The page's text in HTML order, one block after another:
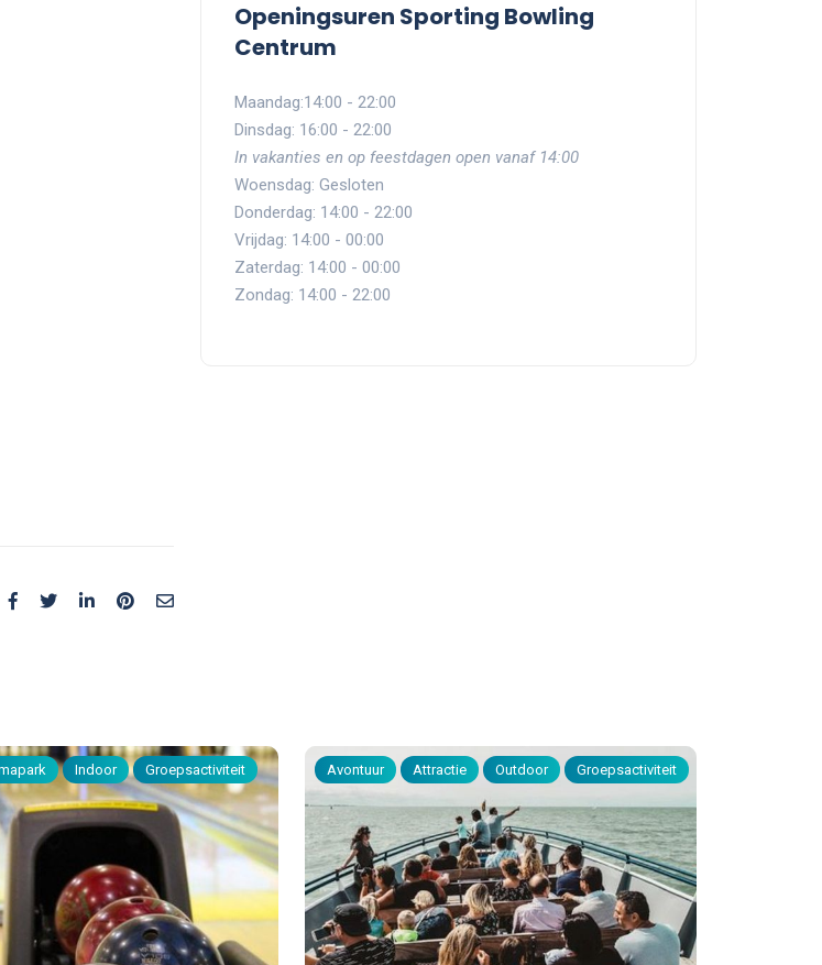
Openingsuren Sporting Bowling
Centrum
Maandag:14:00 - 22:00
Dinsdag: 16:00 - 22:00
In vakanties en op feestdagen open vanaf 14:00
Woensdag: Gesloten
Donderdag: 14:00 - 22:00
Vrijdag: 14:00 - 00:00
Zaterdag: 14:00 - 00:00
Zondag: 14:00 - 22:00
Indoor Groepsactiviteit Avontuur Attractie Outdoor Groepsactiviteit